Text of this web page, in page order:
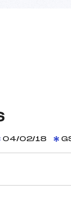
04/02/18